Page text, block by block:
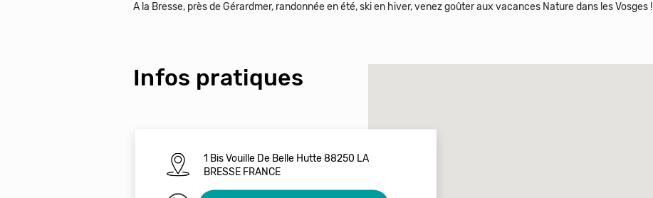
A la Bresse, près de Gérardmer, randonnée en été, ski en hiver, venez goûter aux vacances Nature dans les Vosges !
Infos pratiques
1 Bis Vouille De Belle Hutte 88250 LA
BRESSE FRANCE